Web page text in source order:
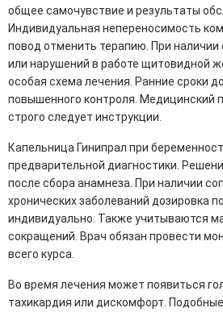
общее самочувствие и результаты
Индивидуальная непереносимость
повод отменить терапию. При наличии
или нарушений в работе щитовидной
особая схема лечения. Ранние сроки
повышенного контроля. Медицинский
строго следует инструкции.
Капельница Гинипрал при
предварительной диагностики.
после сбора анамнеза. При наличии
хронических заболеваний дозировка
индивидуально. Также учитываются
сокращений. Врач обязан провести
всего курса.
Во время лечения может появиться
тахикардия или дискомфорт.